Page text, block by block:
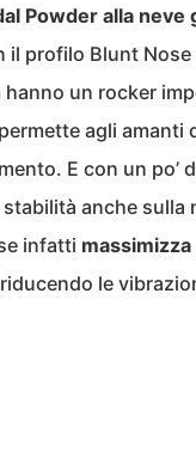
Powder alla neve
il profilo Blunt
hanno un rocker
agli amanti
E con un po’
anche sulla
infatti
riducendo le